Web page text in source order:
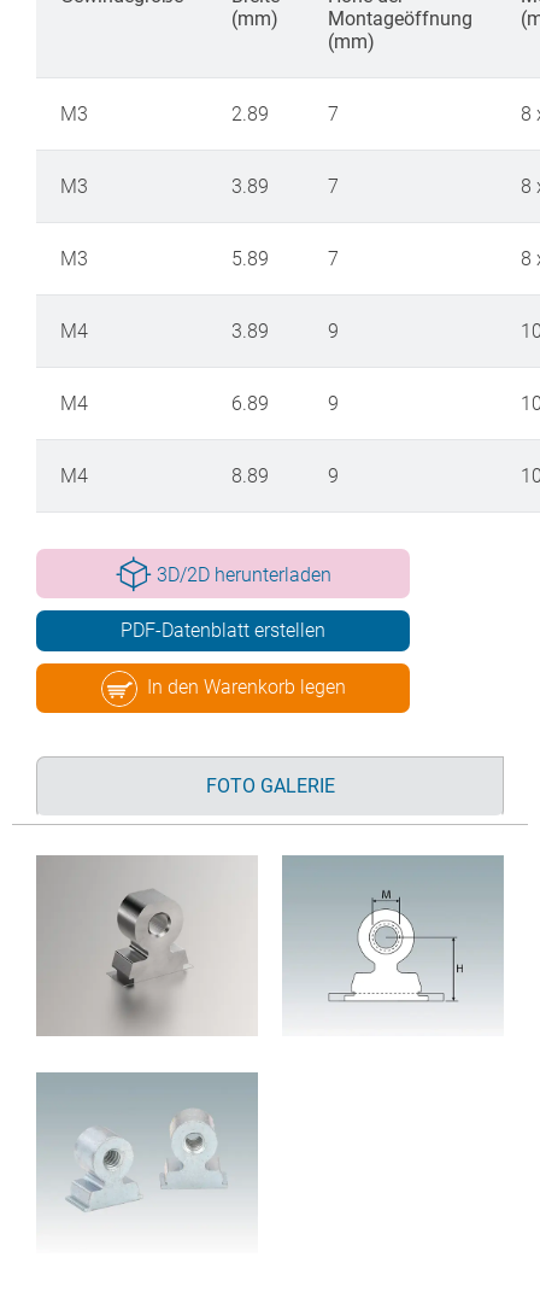
(mm)
Montageöffnung
(mm)
M3 2.89 7 8
M3 3.89 7 8
M3 5.89 7 8
M4 3.89 9
M4 6.89 9
M4 8.89 9
3D/2D herunterladen
PDF-Datenblatt erstellen
In den Warenkorb legen
FOTO GALERIE